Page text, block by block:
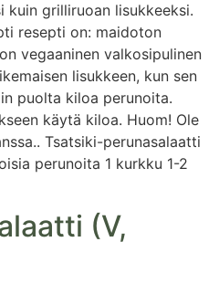
kuin grilliruoan lisukkeeksi.
resepti on: maidoton
vegaaninen valkosipulinen
lisukkeen, kun sen
puolta kiloa perunoita.
käytä kiloa. Huom! Ole
Tsatsiki-perunasalaatti
perunoita 1 kurkku 1-2
(V,